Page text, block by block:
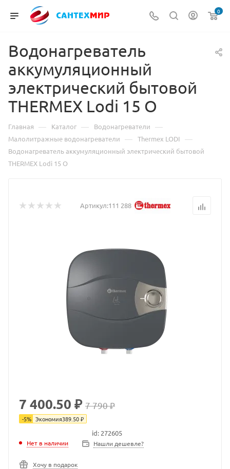
0
Водонагреватель
аккумуляционный
электрический бытовой
THERMEX Lodi 15 O
Главная — Каталог — Водонагреватели —
Малолитражные водонагреватели — Thermex LODI —
Водонагреватель аккумуляционный электрический бытовой
THERMEX Lodi 15 O
Артикул:111 288
7 400.50 ₽ 7 790 ₽
-5% Экономия389.50₽
id: 272605
Нет в наличии Нашли дешевле?
Хочу в подарок